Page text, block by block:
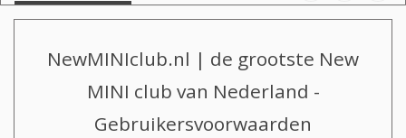
NewMINIclub.nl | de grootste New
MINI club van Nederland -
Gebruikersvoorwaarden